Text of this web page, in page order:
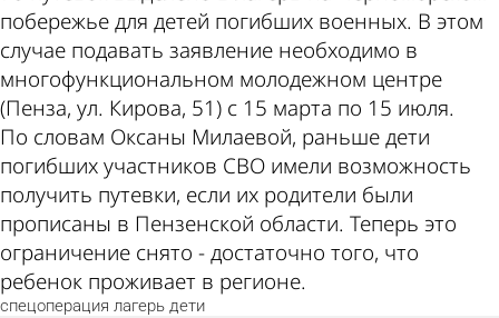
побережье для детей погибших военных. В этом
случае подавать заявление необходимо в
многофункциональном молодежном центре
(Пенза, ул. Кирова, 51) с 15 марта по 15 июля.
По словам Оксаны Милаевой, раньше дети
погибших участников СВО имели возможность
получить путевки, если их родители были
прописаны в Пензенской области. Теперь это
ограничение снято - достаточно того, что
ребенок проживает в регионе.
спецоперация лагерь дети